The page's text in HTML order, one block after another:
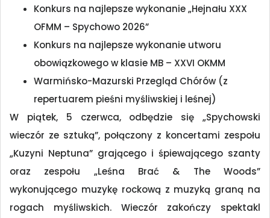
Konkurs na najlepsze wykonanie „Hejnału XXX
OFMM – Spychowo 2026”
Konkurs na najlepsze wykonanie utworu
obowiązkowego w klasie MB – XXVI OKMM
Warmińsko-Mazurski Przegląd Chórów (z
repertuarem pieśni myśliwskiej i leśnej)
W piątek, 5 czerwca, odbędzie się „Spychowski
wieczór ze sztuką”, połączony z koncertami zespołu
„Kuzyni Neptuna” grającego i śpiewającego szanty
oraz zespołu „Leśna Brać & The Woods”
wykonującego muzykę rockową z muzyką graną na
rogach myśliwskich. Wieczór zakończy spektakl